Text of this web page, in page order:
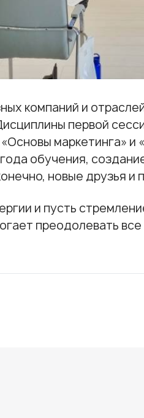
компаний и
первой
маркетинга» и
обучения,
новые друзья и
и пусть
преодолевать все